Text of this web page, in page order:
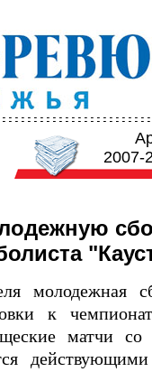
2007-
молодежная
к
матчи